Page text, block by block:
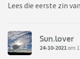
Lees die eerste zin
Sun.lover
24-10-2021 om